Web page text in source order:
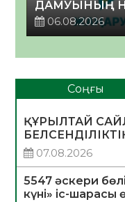
ДАМУЫНЫҢ
06.08.2026
Соңғы
ҚҰРЫЛТАЙ
07.08.2026
5547 әскери
күні» іс-шарасы